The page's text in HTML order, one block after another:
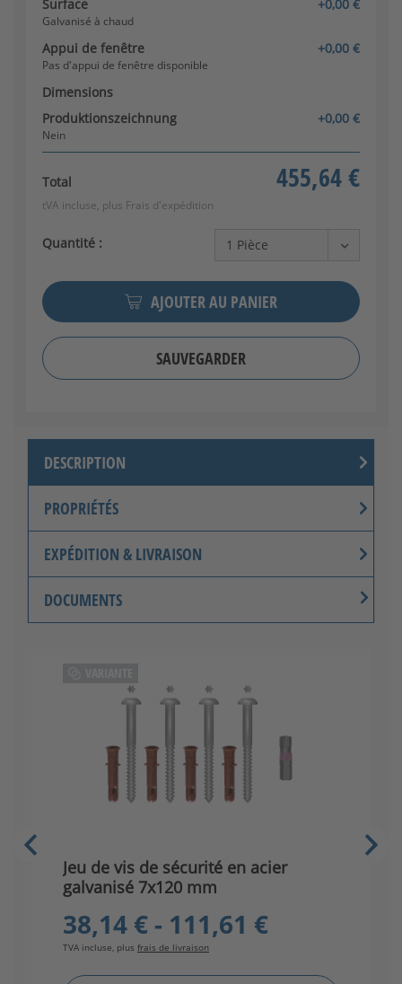
Surface +0,00 €
Galvanisé à chaud
Appui de fenêtre +0,00 €
Pas d'appui de fenêtre disponible
Dimensions
Produktionszeichnung
+0,00 €
Nein
Total 455,64 €
tVA incluse, plus Frais d'expédition
Quantité :
AJOUTER AU PANIER
SAUVEGARDER
DESCRIPTION
PROPRIÉTÉS
EXPÉDITION & LIVRAISON
DOCUMENTS
Jeu de vis de sécurité en acier
galvanisé 7x120 mm
38,14 € - 111,61 €
TVA incluse, plus frais de livraison